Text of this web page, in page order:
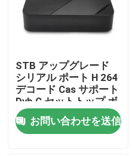
企業情報
品質管理
お問い合わせ
STB アップグレード
シリアル ポート H 264
デコード Cas サポート
Dvb C セットトップ ボ
ックス
お問い合わせを送信